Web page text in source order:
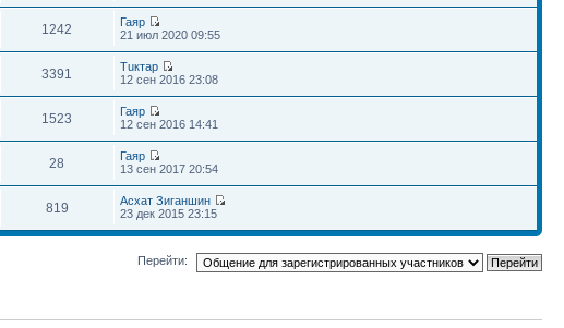
1242
Гаяр
21 июл 2020 09:55
3391
Тuктар
12 сен 2016 23:08
1523
Гаяр
12 сен 2016 14:41
28
Гаяр
13 сен 2017 20:54
819
Асхат Зиганшин
23 дек 2015 23:15
Перейти: